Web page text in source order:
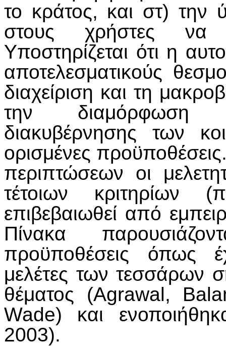
το κράτος, και στ) την
στους χρήστες να
Υποστηρίζεται ότι η
αποτελεσματικούς
διαχείριση και τη
την διαμόρφωση
διακυβέρνησης των
ορισμένες
περιπτώσεων οι
τέτοιων κριτηρίων
επιβεβαιωθεί από
Πίνακα
προϋποθέσεις όπως
μελέτες των τεσσάρων
θέματος (Agrawal,
Wade) και
2003).